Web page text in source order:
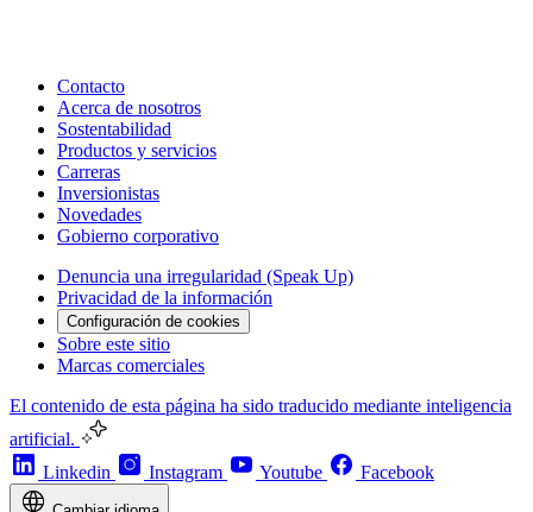
Contacto
Acerca de nosotros
Sostentabilidad
Productos y servicios
Carreras
Inversionistas
Novedades
Gobierno corporativo
Denuncia una irregularidad (Speak Up)
Privacidad de la información
Configuración de cookies
Sobre este sitio
Marcas comerciales
El contenido de esta página ha sido traducido mediante inteligencia
artificial.
Linkedin
Instagram Youtube Facebook